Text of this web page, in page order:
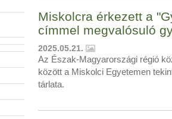
Miskolcra érkezett a
címmel megvalósuló
2025.05.21.
Az Észak-Magyarországi régió
között a Miskolci Egyetemen
tárlata.